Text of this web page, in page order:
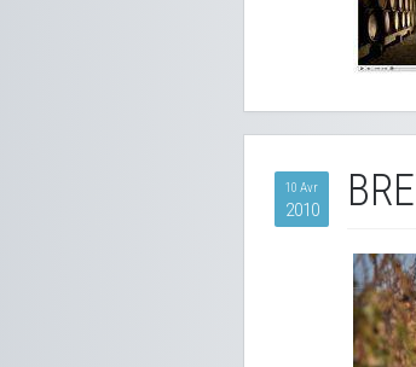
10 Avr
2010